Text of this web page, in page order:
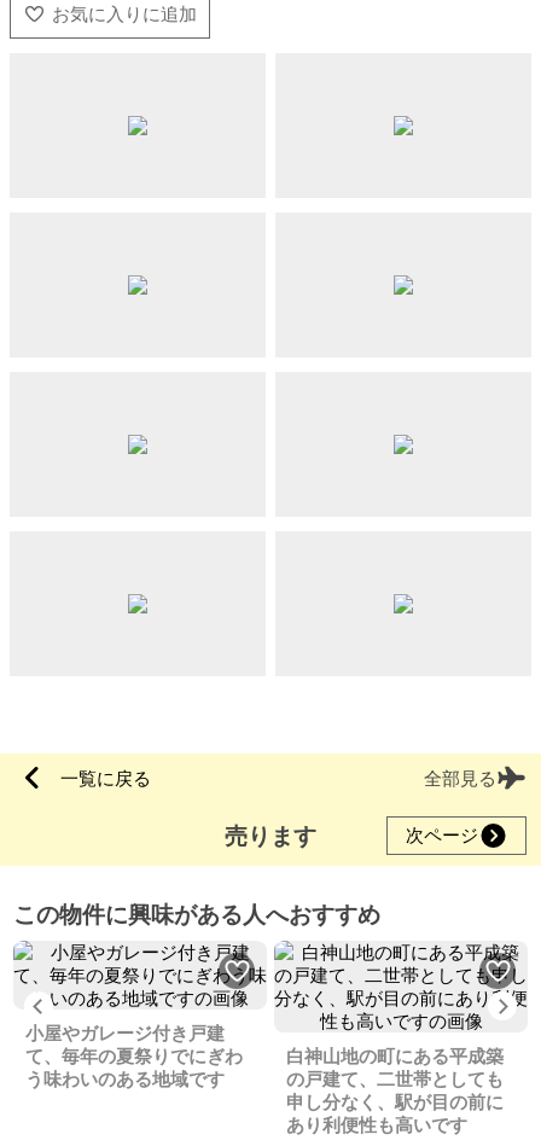
一覧に戻る 全部見る
売ります 次ページ
この物件に興味がある人へおすすめ
Previous
小屋やガレージ付き戸建
て、毎年の夏祭りでにぎわ
う味わいのある地域です
白神山地の町にある平成築
の戸建て、二世帯としても
申し分なく、駅が目の前に
あり利便性も高いです